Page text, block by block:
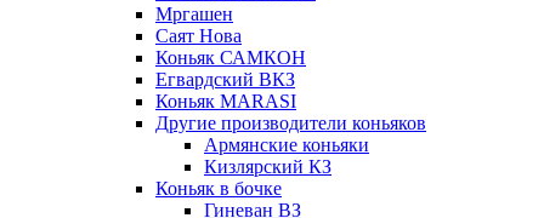
Мргашен
Саят Нова
Коньяк САМКОН
Егвардский ВКЗ
Коньяк MARASI
Другие производители коньяков
Армянские коньяки
Кизлярский КЗ
Коньяк в бочке
Гиневан ВЗ